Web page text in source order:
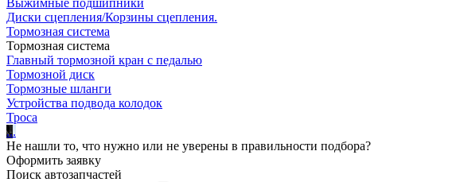
Выжимные подшипники
Диски сцепления/Корзины сцепления.
Тормозная система
Тормозная система
Главный тормозной кран с педалью
Тормозной диск
Тормозные шланги
Устройства подвода колодок
Троса
...
Не нашли то, что нужно или не уверены в правильности подбора?
Оформить заявку
Поиск автозапчастей